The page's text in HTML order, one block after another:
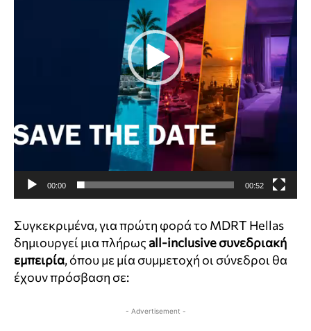
π
α
γ
ω
γ
ή
ς
Β
00:00 00:52
Συγκεκριμένα, για πρώτη φορά το MDRT Hellas
δημιουργεί μια πλήρως all-inclusive συνεδριακή
εμπειρία, όπου με μία συμμετοχή οι σύνεδροι θα
έχουν πρόσβαση σε:
- Advertisement -